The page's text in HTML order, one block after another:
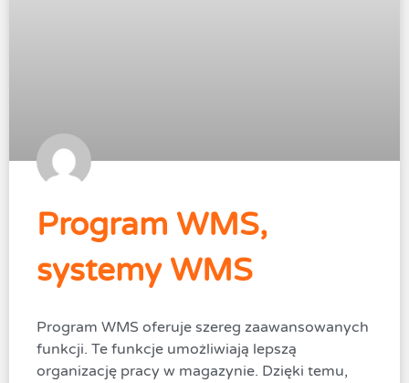
Program WMS,
systemy WMS
Program WMS oferuje szereg zaawansowanych
funkcji. Te funkcje umożliwiają lepszą
organizację pracy w magazynie. Dzięki temu,